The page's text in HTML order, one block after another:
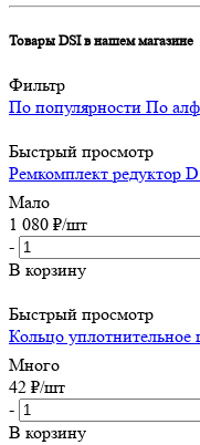
Товары DSI в нашем магазине
Фильтр
По популярности По
Быстрый просмотр
Ремкомплект редуктор
Мало
1 080 ₽/шт
-
В корзину
Быстрый просмотр
Кольцо
Много
42 ₽/шт
-
В корзину